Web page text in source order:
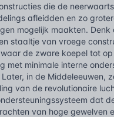
die de
afleidden en zo
mogelijk maakten. Denk
staaltje van vroege
de zware koepel tot
met minimale interne
in de Middeleeuwen,
van de revolutionaire
dat
van hoge gewelven